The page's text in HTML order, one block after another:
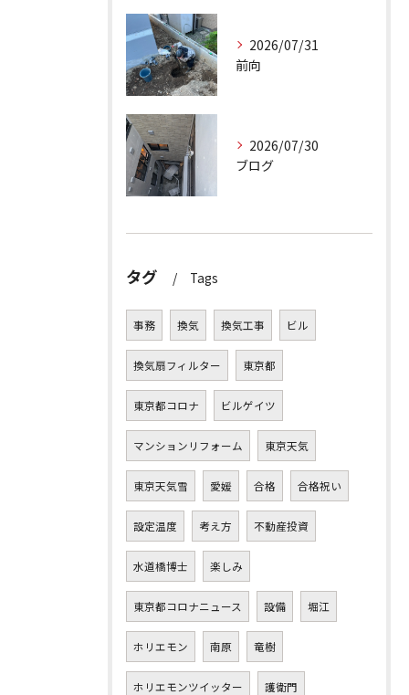
2026/07/31
前向
2026/07/30
ブログ
タグ Tags
事務 換気 換気工事 ビル
換気扇フィルター 東京都
東京都コロナ ビルゲイツ
マンションリフォーム 東京天気
東京天気雪 愛媛 合格 合格祝い
設定温度 考え方 不動産投資
水道橋博士 楽しみ
東京都コロナニュース 設備 堀江
ホリエモン 南原 竜樹
ホリエモンツイッター 護衛門